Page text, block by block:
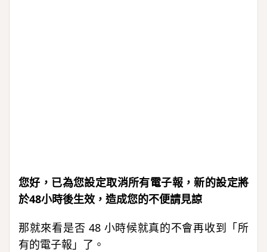
您好，已為您設定取消所有電子報，新的設定將
於48小時後生效，造成您的不便請見諒
那就來看是否 48 小時候就真的不會再收到「所
有的電子報」了。